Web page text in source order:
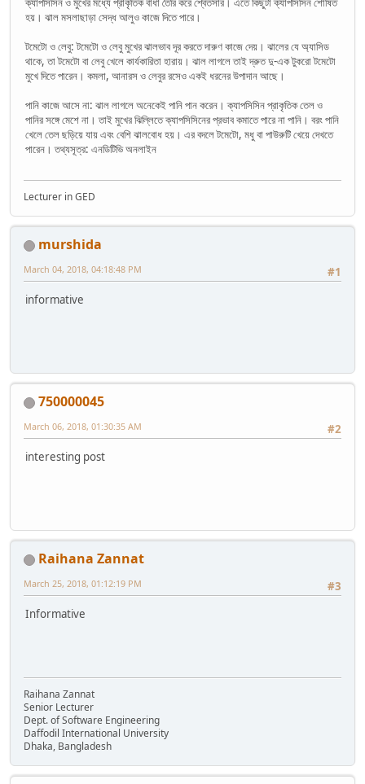
হয়। ঝাল মসলাছাড়া সেদ্ধ আলুও কাজে দিতে পারে।
টমেটো ও লেবু: টমেটো ও লেবু মুখের ঝালভাব দূর করতে দারুণ কাজে দেয়। ঝালের যে অ্যাসিড
থাকে, তা টমেটো বা লেবু খেলে কার্যকারিতা হারায়। ঝাল লাগলে তাই দ্রুত দু-এক টুকরো টমেটো
মুখে দিতে পারেন। কমলা, আনারস ও লেবুর রসেও একই ধরনের উপাদান আছে।
পানি কাজে আসে না: ঝাল লাগলে অনেকেই পানি পান করেন। ক্যাপসিসিন প্রাকৃতিক তেল ও
পানির সঙ্গে মেশে না। তাই মুখের ঝিল্লিতে ক্যাপসিসিনের প্রভাব কমাতে পারে না পানি। বরং পানি
খেলে তেল ছড়িয়ে যায় এবং বেশি ঝালবোধ হয়। এর বদলে টমেটো, মধু বা পাউরুটি খেয়ে দেখতে
পারেন। তথ্যসূত্র: এনডিটিভি অনলাইন
Lecturer in GED
murshida
#1
March 04, 2018, 04:18:48 PM
informative
750000045
#2
March 06, 2018, 01:30:35 AM
interesting post
Raihana Zannat
#3
March 25, 2018, 01:12:19 PM
Informative
Raihana Zannat
Senior Lecturer
Dept. of Software Engineering
Daffodil International University
Dhaka, Bangladesh